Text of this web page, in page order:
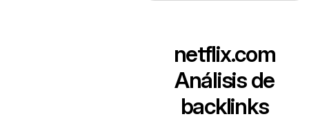
netflix.com
Análisis de
backlinks